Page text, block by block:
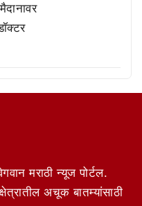
मराठी न्यूज पोर्टल.
अचूक बातम्यांसाठी